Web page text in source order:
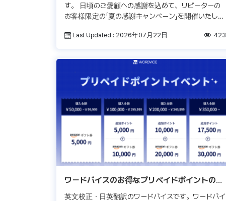
す。 日頃のご愛顧への感謝を込めて、リピーターの
お客様限定の「夏の感謝キャンペーン」を開催いたしま
ビスを対象に、50％OFF […]
Last Updated : 2026年07月22日 423
ワードバイスのお得なプリペイドポイントのご
紹介！
英文校正・日英翻訳のワードバイスです。ワードバイ